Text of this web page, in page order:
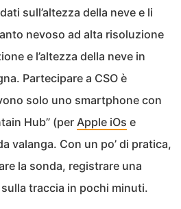
sull’altezza della neve e li
nevoso ad alta risoluzione
e l’altezza della neve in
Partecipare a CSO è
solo uno smartphone con
Hub” (per Apple iOs e
valanga. Con un po’ di pratica,
la sonda, registrare una
traccia in pochi minuti.